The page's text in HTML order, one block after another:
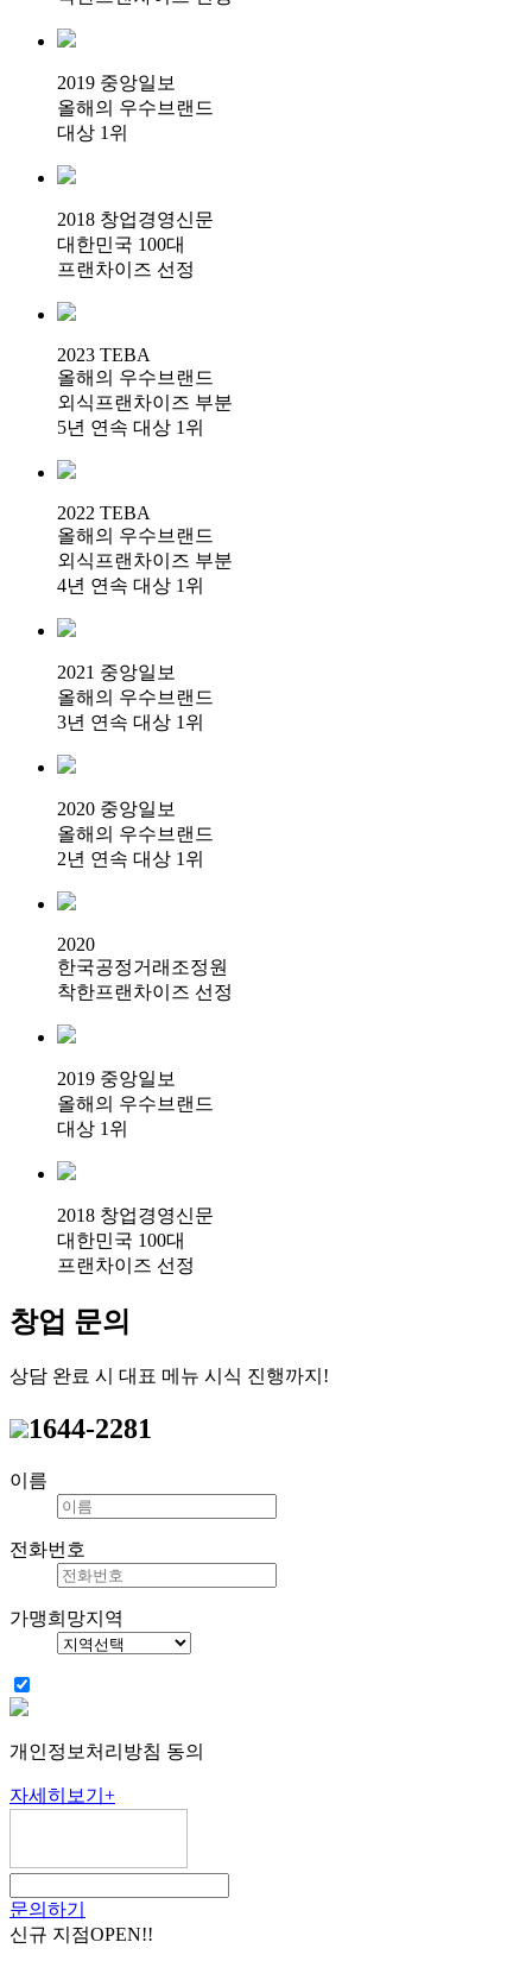
2019 중앙일보
올해의 우수브랜드
대상 1위
2018 창업경영신문
대한민국 100대
프랜차이즈 선정
2023 TEBA
올해의 우수브랜드
외식프랜차이즈 부분
5년 연속 대상 1위
2022 TEBA
올해의 우수브랜드
외식프랜차이즈 부분
4년 연속 대상 1위
2021 중앙일보
올해의 우수브랜드
3년 연속 대상 1위
2020 중앙일보
올해의 우수브랜드
2년 연속 대상 1위
2020
한국공정거래조정원
착한프랜차이즈 선정
2019 중앙일보
올해의 우수브랜드
대상 1위
2018 창업경영신문
대한민국 100대
프랜차이즈 선정
창업 문의
상담 완료 시 대표 메뉴 시식 진행까지!
1644-2281
이름
전화번호
가맹희망지역
개인정보처리방침 동의
자세히보기 +
문의하기
신규 지점OPEN!!